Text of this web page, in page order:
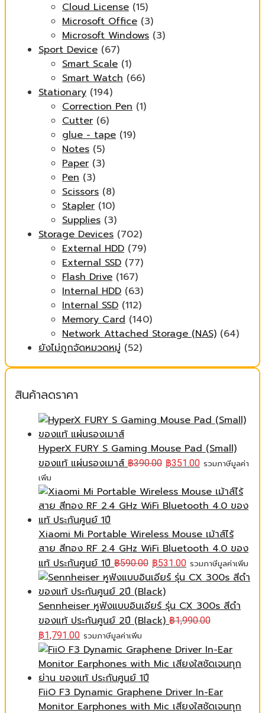
Cloud License (15)
Microsoft Office (3)
Microsoft Windows (3)
Sport Device (67)
Smart Scale (1)
Smart Watch (66)
Stationary (194)
Correction Pen (1)
Cutter (6)
glue - tape (19)
Notes (5)
Paper (3)
Pen (3)
Scissors (8)
Stapler (10)
Supplies (3)
Storage Devices (702)
External HDD (79)
External SSD (77)
Flash Drive (167)
Internal HDD (63)
Internal SSD (112)
Memory Card (140)
Network Attached Storage (NAS) (64)
ยังไม่ถูกจัดหมวดหมู่ (52)
สินค้าลดราคา
HyperX FURY S Gaming Mouse Pad (Small)
ของแท้ แผ่นรองเมาส์ ฿390.00 ฿351.00 รวมภาษีมูลค่า
เพิ่ม
Xiaomi Mi Portable Wireless Mouse เม้าส์ไร้
สาย สีทอง RF 2.4 GHz WiFi Bluetooth 4.0 ของ
แท้ ประกันศูนย์ 1ปี ฿590.00 ฿531.00 รวมภาษีมูลค่าเพิ่ม
Sennheiser หูฟังแบบอินเอียร์ รุ่น CX 300s สีดำ
ของแท้ ประกันศูนย์ 2ปี (Black) ฿1,990.00
฿1,791.00 รวมภาษีมูลค่าเพิ่ม
FiiO F3 Dynamic Graphene Driver In-Ear
Monitor Earphones with Mic เสียงใสชัดเจนทุก